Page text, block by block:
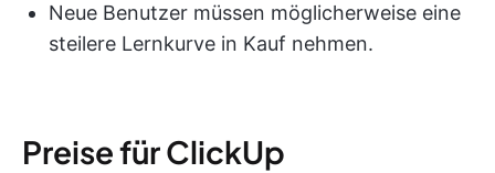
Neue Benutzer müssen möglicherweise eine
steilere Lernkurve in Kauf nehmen.
Preise für ClickUp